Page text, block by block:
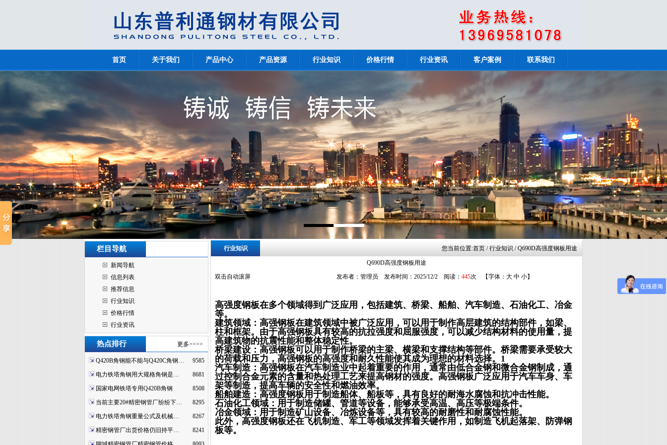
首页 关于我们 产品中心 产品资源 行业知识 价格行情 行业资讯 客户案例 联系我们
栏目导航
新闻导航
信息列表
推荐信息
行业知识
价格行情
行业资讯
热点排行 更多>>>>
Q420B角钢能不能与Q420C角钢…
9585
电力铁塔角钢用大规格角钢是…
8681
国家电网铁塔专用Q420B角钢
8508
当前主要20#精密钢管厂纷纷下…
8295
电力铁塔角钢重量公式及机械…
8267
精密钢管厂出货价格仍旧持平…
8241
行业知识 您当前位置:首页 / 行业知识 / Q690D高强度钢板用途
Q690D高强度钢板用途
双击自动滚屏
发布者：管理员 发布时间：2025/12/2 阅读： 445次 【字体： 大 中 小】
高强度钢板在多个领域得到广泛应用，包括建筑、桥梁、船舶、汽车制造、石油化工、冶金
等。
建筑领域：高强钢板在建筑领域中被广泛应用，可以用于制作高层建筑的结构部件，如梁、
柱和框架。由于高强钢板具有较高的抗拉强度和屈服强度，可以减少结构材料的使用量，提
高建筑物的抗震性能和整体稳定性。
桥梁建设：高强钢板可以用于制作桥梁的主梁、横梁和支撑结构等部件。桥梁需要承受较大
的荷载和压力，高强钢板的高强度和耐久性能使其成为理想的材料选择。1
汽车制造：高强钢板在汽车制造业中起着重要的作用，通常由低合金钢和微合金钢制成，通
过控制合金元素的含量和热处理工艺来提高钢材的强度。高强钢板广泛应用于汽车车身、车
架等制造，提高车辆的安全性和燃油效率。
船舶建造：高强度钢板用于制造船体、船板等，具有良好的耐海水腐蚀和抗冲击性能。
石油化工领域：用于制造储罐、管道等设备，能够承受高温、高压等极端条件。
冶金领域：用于制造矿山设备、冶炼设备等，具有较高的耐磨性和耐腐蚀性能。
此外，高强度钢板还在飞机制造、军工等领域发挥着关键作用，如制造飞机起落架、防弹钢
板等。